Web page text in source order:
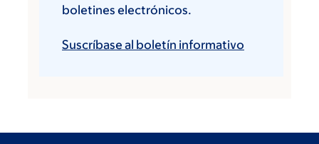
boletines electrónicos.
Suscríbase al boletín informativo